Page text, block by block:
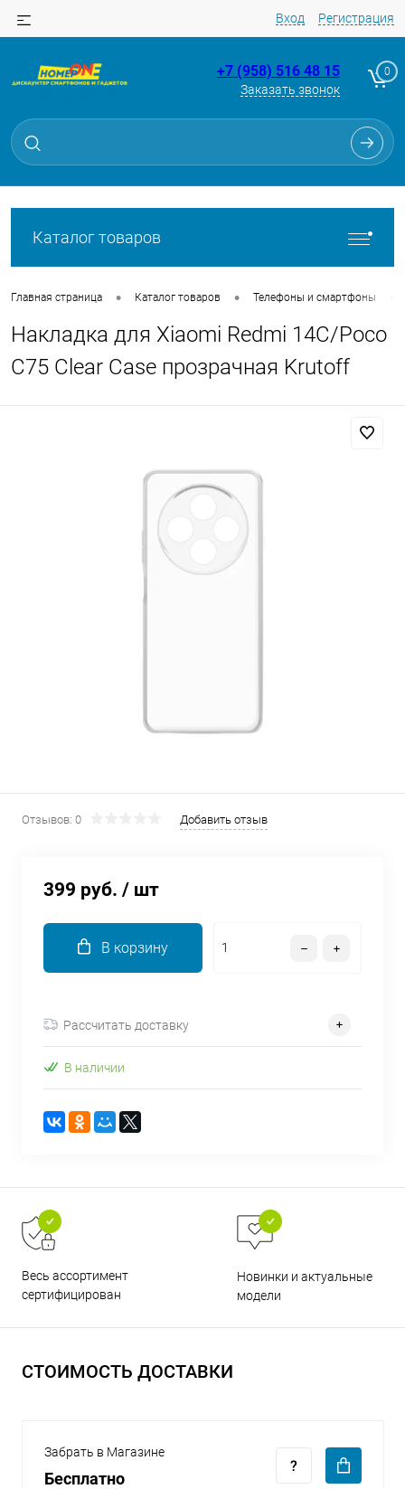
Вход Регистрация
+7 (958) 516 48 15
Заказать звонок
0
Каталог товаров
Главная страница • Каталог товаров • Телефоны и смартфоны
Накладка для Xiaomi Redmi 14C/Poco
C75 Clear Case прозрачная Krutoff
Отзывов: 0 Добавить отзыв
399 руб. / шт
В корзину
Рассчитать доставку
В наличии
Весь ассортимент
сертифицирован
Новинки и актуальные
модели
СТОИМОСТЬ ДОСТАВКИ
Забрать в Магазине
Бесплатно
Для клиентов всех банков
Разбейте
без переплат
Сегодня
Оплачивайте сегодня только
% картой любого банка
Получайте товар
каждые 2 недели
об оплате Плайтом
Остались вопросы?
8 800 302-02-51
plait.ru